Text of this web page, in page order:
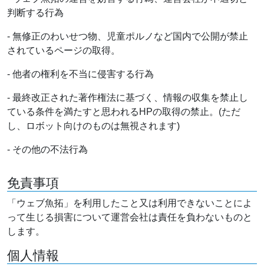
判断する行為
- 無修正のわいせつ物、児童ポルノなど国内で公開が禁止
されているページの取得。
- 他者の権利を不当に侵害する行為
- 最終改正された著作権法に基づく、情報の収集を禁止し
ている条件を満たすと思われるHPの取得の禁止。(ただ
し、ロボット向けのものは無視されます)
- その他の不法行為
免責事項
「ウェブ魚拓」を利用したこと又は利用できないことによ
って生じる損害について運営会社は責任を負わないものと
します。
個人情報